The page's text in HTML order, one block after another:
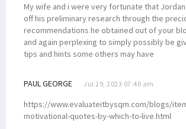
My wife and i were very fortunate that
off his preliminary research through the
recommendations he obtained out of your
and again perplexing to simply possibly be
tips and hints some others may have
PAUL GEORGE Jul 29, 2023 07:40 am
https://www.evaluateitbysqm.com/blogs/
motivational-quotes-by-which-to-live.html